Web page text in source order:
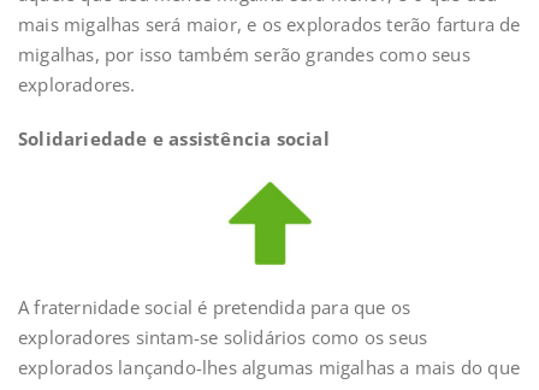
mais migalhas será maior, e os explorados terão fartura de
migalhas, por isso também serão grandes como seus
exploradores.
Solidariedade e assistência social
A fraternidade social é pretendida para que os
exploradores sintam-se solidários como os seus
explorados lançando-lhes algumas migalhas a mais do que